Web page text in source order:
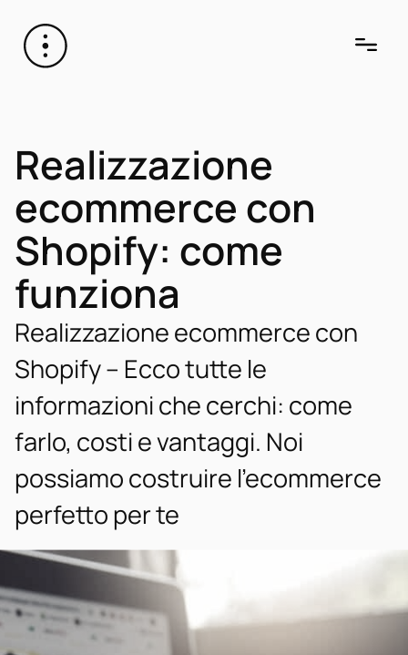
Realizzazione
ecommerce con
Shopify: come
funziona
Realizzazione ecommerce con
Shopify – Ecco tutte le
informazioni che cerchi: come
farlo, costi e vantaggi. Noi
possiamo costruire l’ecommerce
perfetto per te